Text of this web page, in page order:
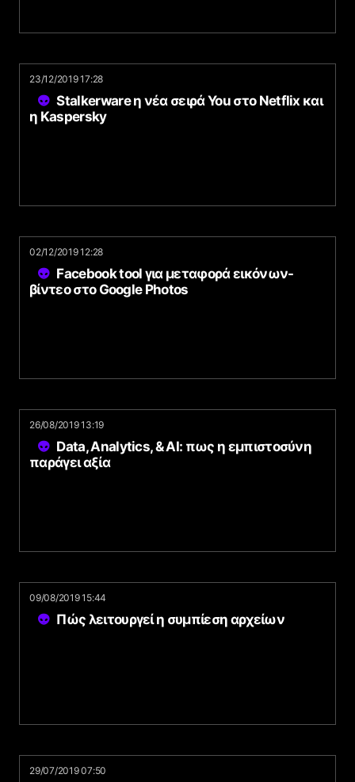
23/12/2019 17:28
Stalkerware η νέα σειρά You στο Netflix και
η Kaspersky
02/12/2019 12:28
Facebook tool για μεταφορά εικόνων-
βίντεο στο Google Photos
26/08/2019 13:19
Data, Analytics, & AI: πως η εμπιστοσύνη
παράγει αξία
09/08/2019 15:44
Πώς λειτουργεί η συμπίεση αρχείων
29/07/2019 07:50